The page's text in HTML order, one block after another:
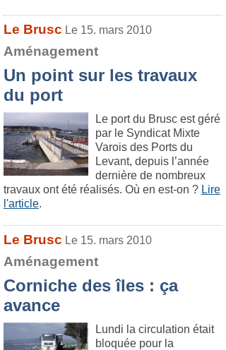
Le Brusc Le 15. mars 2010
Aménagement
Un point sur les travaux
du port
Le port du Brusc est géré
par le Syndicat Mixte
Varois des Ports du
Levant, depuis l’année
dernière de nombreux
travaux ont été réalisés. Où en est-on ? Lire
l'article.
Le Brusc Le 15. mars 2010
Aménagement
Corniche des îles : ça
avance
Lundi la circulation était
bloquée pour la